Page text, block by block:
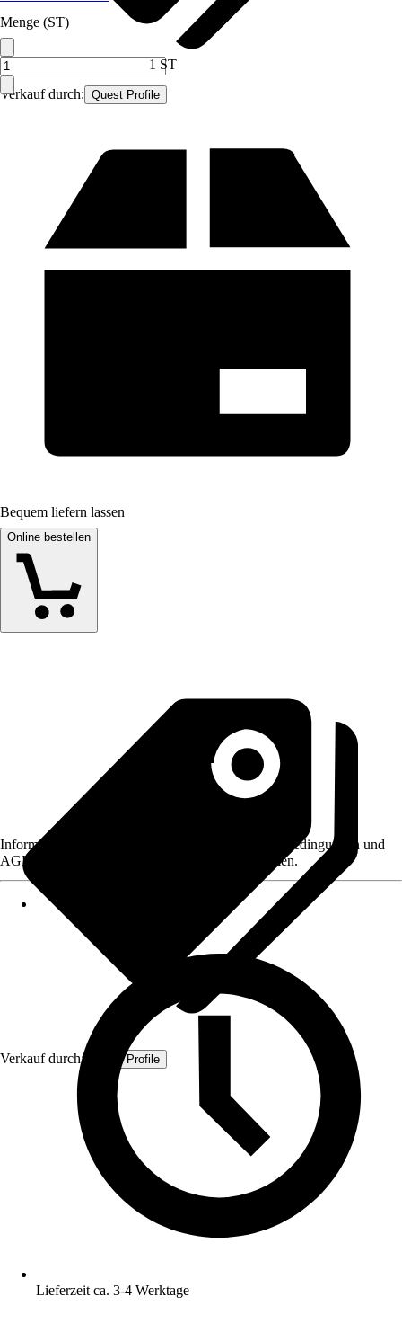
Verkauf durch: Quest Profile
Menge (ST)
1 ST
Bequem liefern lassen
Online bestellen
Verkauf durch: Quest Profile
Informationen des Verkäufers, wie z. B. Rückgabebedingungen und
AGB, finden Sie bei Klick auf den Verkäufernamen.
Lieferzeit ca. 3-4 Werktage